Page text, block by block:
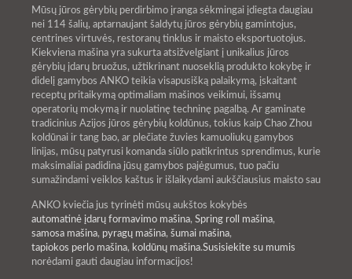
Mūsų jūros gėrybių perdirbimo įranga sėkmingai įdiegta daugiau
nei 114 šalių, aptarnaujant šaldytų jūros gėrybių gamintojus,
centrines virtuvės, restoranų tinklus ir maisto eksportuotojus.
Kiekviena mašina yra sukurta atsižvelgiant į unikalius jūros
gėrybių įdarų bruožus, užtikrinant nuoseklią produkto kokybę ir
didelį gamybos ANKO teikia visapusišką palaikymą, įskaitant
receptų pritaikymą optimaliam mašinos veikimui, išsamų
operatorių mokymą ir nuolatinę techninę pagalbą. Ar gaminate
tradicinius Azijos jūros gėrybių koldūnus, tokius kaip Chao Zhou
koldūnai ir tang bao, ar plečiate žuvies kamuoliukų gamybos
linijas, mūsų patyrusi komanda siūlo patikrintus sprendimus, kurie
maksimaliai padidina jūsų gamybos pajėgumus, tuo pačiu
sumažindami veiklos kaštus ir išlaikydami aukščiausius maisto sau
ANKO kviečia jus tyrinėti mūsų aukštos kokybės
automatinė įdarų formavimo mašina, Spring roll mašina,
samosa mašina, pyragų mašina, šumai mašina,
tapiokos perlo mašina, koldūnų mašina.Susisiekite su mumis
norėdami gauti daugiau informacijos!